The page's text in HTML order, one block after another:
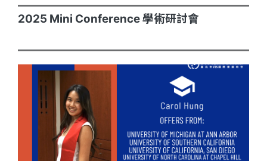
2025 Mini Conference 學術研討會